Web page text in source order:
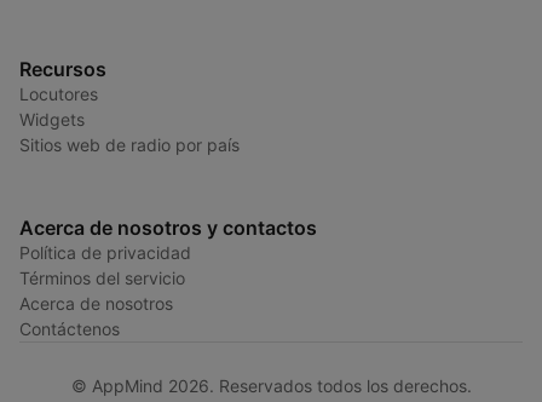
Recursos
Locutores
Widgets
Sitios web de radio por país
Acerca de nosotros y contactos
Política de privacidad
Términos del servicio
Acerca de nosotros
Contáctenos
© AppMind 2026. Reservados todos los derechos.